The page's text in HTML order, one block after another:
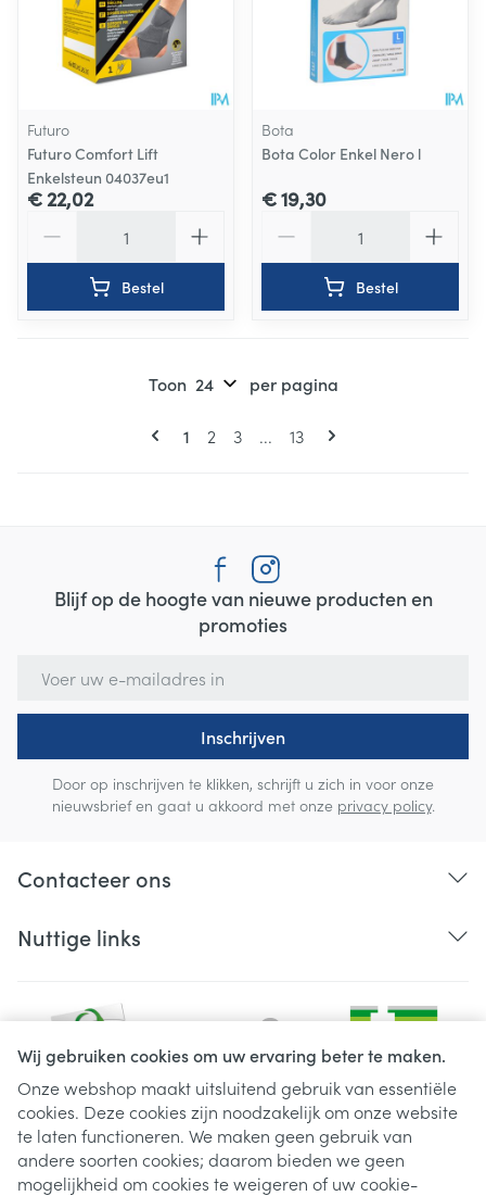
Wij gebruiken cookies om uw ervaring beter te maken.
Onze webshop maakt uitsluitend gebruik van essentiële
cookies. Deze cookies zijn noodzakelijk om onze website
te laten functioneren. We maken geen gebruik van
andere soorten cookies; daarom bieden we geen
mogelijkheid om cookies te weigeren of uw cookie-
Futuro
Futuro Comfort Lift
Enkelsteun 04037eu1
€ 22,02
Bestel
Bota
Bota Color Enkel Nero l
€ 19,30
Bestel
Pagina's
U lees momenteel pagina
1 Pagina
2 Pagina
3 ... Pagina
13
Toon per pagina
Blijf op de hoogte van nieuwe producten en
promoties
Inschrijven
Door op inschrijven te klikken, schrijft u zich in voor onze
nieuwsbrief en gaat u akkoord met onze privacy policy.
Contacteer ons
Nuttige links
Juridische links